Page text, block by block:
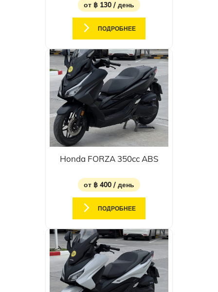
от ฿ 130 / день
ПОДРОБНЕЕ
Honda FORZA 350cc ABS
от ฿ 400 / день
ПОДРОБНЕЕ